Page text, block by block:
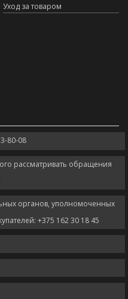
Уход за товаром
80-08
рассматривать обращения
органов, уполномоченных
+375 162 30 18 45